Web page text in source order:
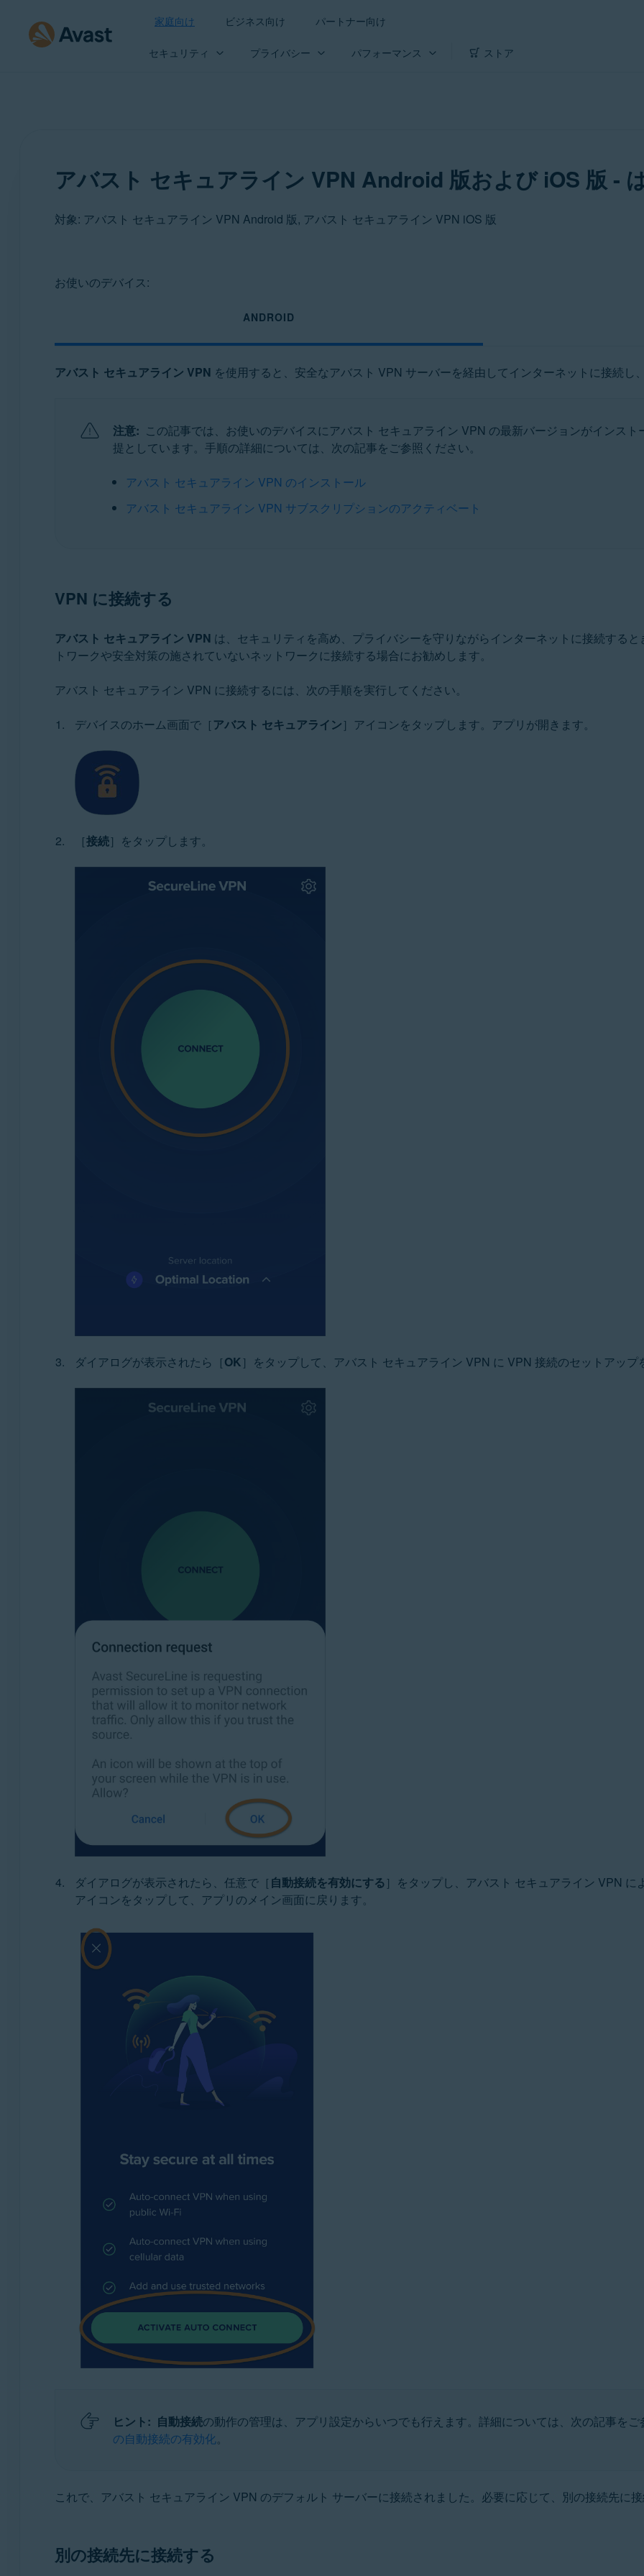
家庭向け ビジネス向け パートナー向け
セキュリティ プライバシー パフォーマンス ストア
アバスト セキュアライン VPN Android 版および iOS 版 -
対象: アバスト セキュアライン VPN Android 版, アバスト セキュアライン VPN iOS 版
製品:
アバスト セキュアライン VPN 6.x iOS 版
オペレーティング システム:
Google Android 6.0（Lollipop、API 23）以降
お使いのデバイス:
ANDROID
アバスト セキュアライン VPN を使用すると、安全なアバスト VPN サーバーを経由してインターネットに接続し
注意: この記事では、お使いのデバイスにアバスト セキュアライン VPN の最新バージョンがインス
提としています。手順の詳細については、次の記事をご参照ください。
アバスト セキュアライン VPN のインストール
アバスト セキュアライン VPN サブスクリプションのアクティベート
VPN に接続する
アバスト セキュアライン VPN は、セキュリティを高め、プライバシーを守りながらインターネットに接続する
トワークや安全対策の施されていないネットワークに接続する場合にお勧めします。
アバスト セキュアライン VPN に接続するには、次の手順を実行してください。
デバイスのホーム画面で［アバスト セキュアライン］アイコンをタップします。アプリが開きます。
［接続］をタップします。
ダイアログが表示されたら［OK］をタップして、アバスト セキュアライン VPN に VPN 接続のセットアップ
ダイアログが表示されたら、任意で［自動接続を有効にする］をタップし、アバスト セキュアライン VPN
アイコンをタップして、アプリのメイン画面に戻ります。
ヒント: 自動接続の動作の管理は、アプリ設定からいつでも行えます。詳細については、次の記事をご
の自動接続の有効化。
これで、アバスト セキュアライン VPN のデフォルト サーバーに接続されました。必要に応じて、別の接続先に接
別の接続先に接続する